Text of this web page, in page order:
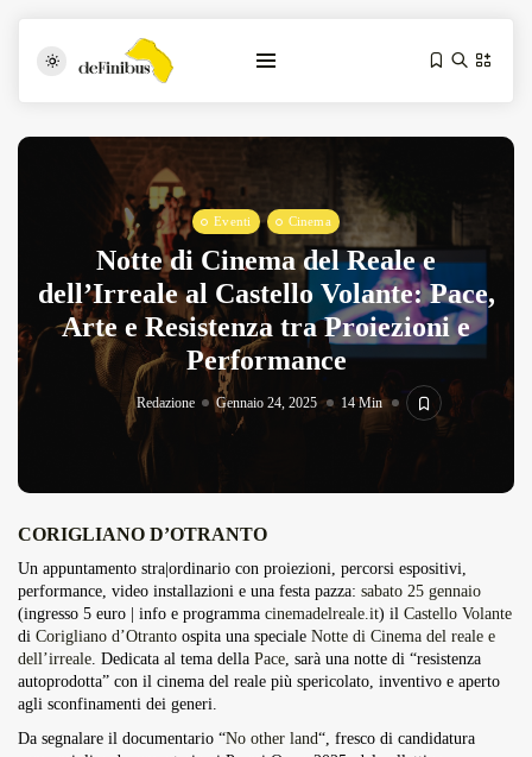
Iosonouncane A Lecce: Concerto Acustico...
Luglio 17, 2026 13 Min
Tarantarte Al Festival De Fès...
Giugno 4, 2026
Maggio 29, 2026 4 Min
Eventi Cinema
Notte di Cinema del Reale e
dell’Irreale al Castello Volante: Pace,
Arte e Resistenza tra Proiezioni e
Performance
Redazione Gennaio 24, 2025 14 Min
CORIGLIANO D’OTRANTO
Un appuntamento stra|ordinario con proiezioni, percorsi espositivi,
performance, video installazioni e una festa pazza: sabato 25 gennaio
(ingresso 5 euro | info e programma cinemadelreale.it) il Castello Volante
di Corigliano d’Otranto ospita una speciale Notte di Cinema del reale e
dell’irreale. Dedicata al tema della Pace, sarà una notte di “resistenza
autoprodotta” con il cinema del reale più spericolato, inventivo e aperto
agli sconfinamenti dei generi.
Da segnalare il documentario “No other land“, fresco di candidatura